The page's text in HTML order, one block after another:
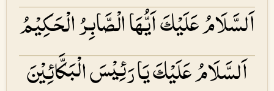
اَلسَّلَامُ عَلَیْكَ اَیُّهَا الْصَّابِرُ الْحَكِیْمُ
اَلسَّلَامُ عَلَیْكَ یَا رَئِیْسَ الْبَكَّائِیْنَ